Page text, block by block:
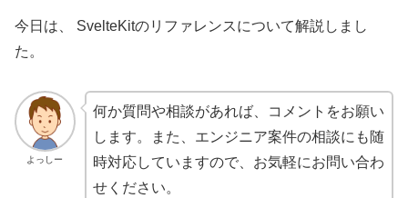
今日は、 SvelteKitのリファレンスについて解説しまし
た。
よっしー
何か質問や相談があれば、コメントをお願い
します。また、エンジニア案件の相談にも随
時対応していますので、お気軽にお問い合わ
せください。